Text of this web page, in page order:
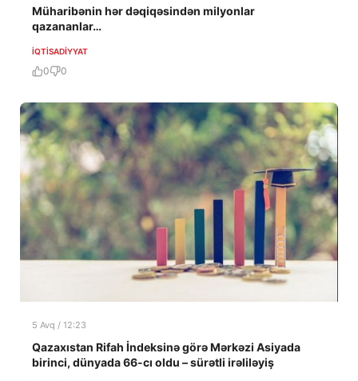
Müharibənin hər dəqiqəsindən milyonlar
qazananlar…
İQTISADIYYAT
0 0
5 Avq / 12:23
Qazaxıstan Rifah İndeksinə görə Mərkəzi Asiyada
birinci, dünyada 66-cı oldu – sürətli irəliləyiş